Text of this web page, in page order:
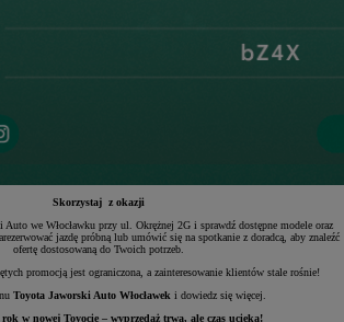
Skorzystaj z okazji
Auto we Włocławku przy ul. Okrężnej 2G i sprawdź dostępne modele oraz
jazdę próbną lub umówić się na spotkanie z doradcą, aby znaleźć
ofertę dostosowaną do Twoich potrzeb.
promocją jest ograniczona, a zainteresowanie klientów stale rośnie!
Toyota Jaworski Auto Włocławek i dowiedz się więcej.
w nowej Toyocie – wyprzedaż trwa, ale czas ucieka!